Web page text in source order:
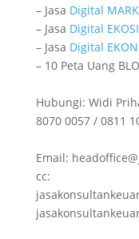
– Jasa Digital
– Jasa Digital
– Jasa Digital
– 10 Peta Uang
Hubungi: Widi
8070 0057 / 0811
Email:
cc: